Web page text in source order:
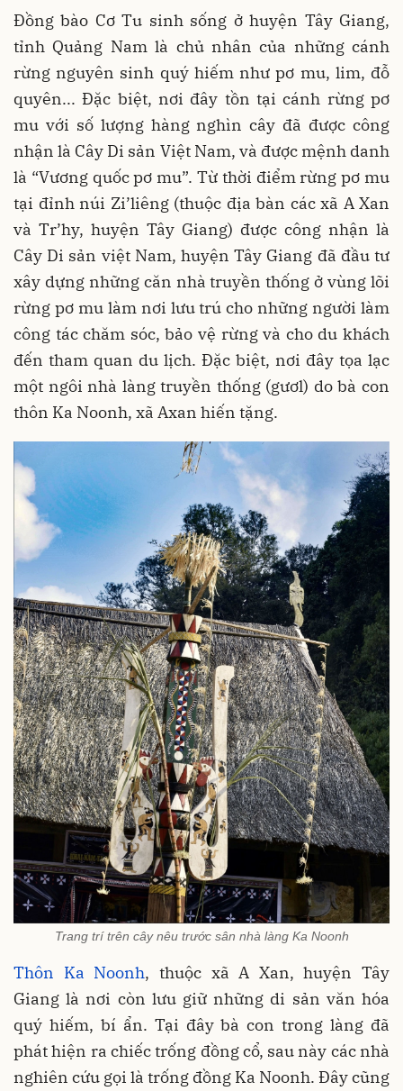
Đồng bào Cơ Tu sinh sống ở huyện Tây Giang,
tỉnh Quảng Nam là chủ nhân của những cánh
rừng nguyên sinh quý hiếm như pơ mu, lim, đỗ
quyên... Đặc biệt, nơi đây tồn tại cánh rừng pơ
mu với số lượng hàng nghìn cây đã được công
nhận là Cây Di sản Việt Nam, và được mệnh danh
là “Vương quốc pơ mu”. Từ thời điểm rừng pơ mu
tại đỉnh núi Zi’liêng (thuộc địa bàn các xã A Xan
và Tr’hy, huyện Tây Giang) được công nhận là
Cây Di sản việt Nam, huyện Tây Giang đã đầu tư
xây dựng những căn nhà truyền thống ở vùng lõi
rừng pơ mu làm nơi lưu trú cho những người làm
công tác chăm sóc, bảo vệ rừng và cho du khách
đến tham quan du lịch. Đặc biệt, nơi đây tọa lạc
một ngôi nhà làng truyền thống (gươl) do bà con
thôn Ka Noonh, xã Axan hiến tặng.
Trang trí trên cây nêu trước sân nhà làng Ka Noonh
Thôn Ka Noonh, thuộc xã A Xan, huyện Tây
Giang là nơi còn lưu giữ những di sản văn hóa
quý hiếm, bí ẩn. Tại đây bà con trong làng đã
phát hiện ra chiếc trống đồng cổ, sau này các nhà
nghiên cứu gọi là trống đồng Ka Noonh. Đây cũng